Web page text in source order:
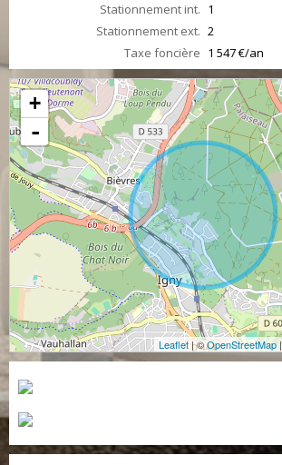
Stationnement int. 1
Stationnement ext. 2
Taxe foncière 1 547 €/an
+
-
Leaflet| ©OpenStreetMap|